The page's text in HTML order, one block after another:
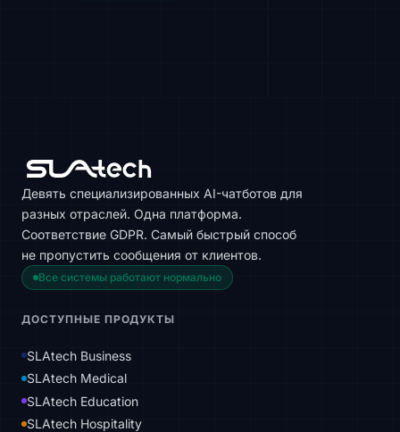
Девять специализированных AI-чатботов для
разных отраслей. Одна платформа.
Соответствие GDPR. Самый быстрый способ
не пропустить сообщения от клиентов.
Все системы работают нормально
ДОСТУПНЫЕ ПРОДУКТЫ
SLAtech Business
SLAtech Medical
SLAtech Education
SLAtech Hospitality